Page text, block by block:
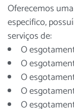
Oferecemos
especifico,
serviços de:
O
O
O
O
O